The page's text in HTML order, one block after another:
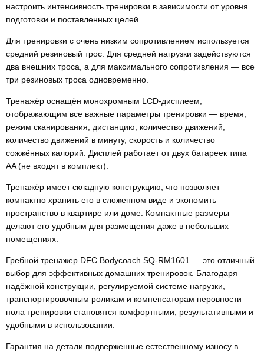
настроить интенсивность тренировки в зависимости от уровня
подготовки и поставленных целей.
Для тренировки с очень низким сопротивлением используется
средний резиновый трос. Для средней нагрузки задействуются
два внешних троса, а для максимального сопротивления — все
три резиновых троса одновременно.
Тренажёр оснащён монохромным LCD-дисплеем,
отображающим все важные параметры тренировки — время,
режим сканирования, дистанцию, количество движений,
количество движений в минуту, скорость и количество
сожжённых калорий. Дисплей работает от двух батареек типа
AA (не входят в комплект).
Тренажёр имеет складную конструкцию, что позволяет
компактно хранить его в сложенном виде и экономить
пространство в квартире или доме. Компактные размеры
делают его удобным для размещения даже в небольших
помещениях.
Гребной тренажер DFC Bodycoach SQ-RM1601 — это отличный
выбор для эффективных домашних тренировок. Благодаря
надёжной конструкции, регулируемой системе нагрузки,
транспортировочным роликам и компенсаторам неровности
пола тренировки становятся комфортными, результативными и
удобными в использовании.
Гарантия на детали подверженные естественному износу в